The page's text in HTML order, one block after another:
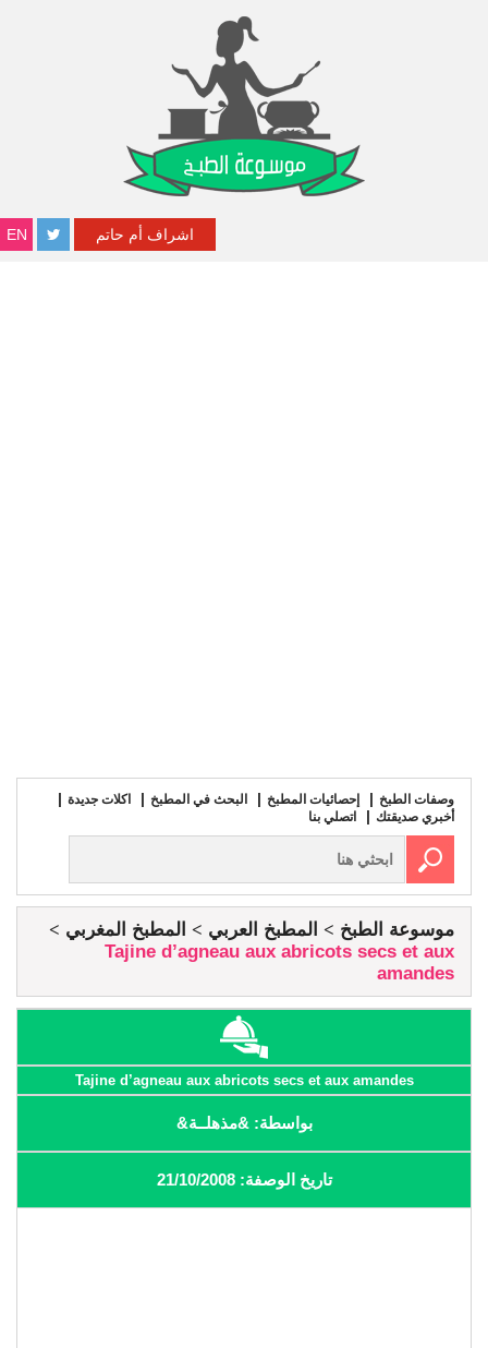
EN اشراف أم حاتم
وصفات الطبخ إحصائيات المطبخ البحث في المطبخ
اكلات جديدة
أخبري صديقتك
اتصلي بنا
موسوعة الطبخ المطبخ العربي
المطبخ المغربي
Tajine d’agneau aux abricots secs et aux
amandes
Tajine d’agneau aux abricots secs et aux amandes
بواسطة: &مذهلــة&
تاريخ الوصفة: 21/10/2008